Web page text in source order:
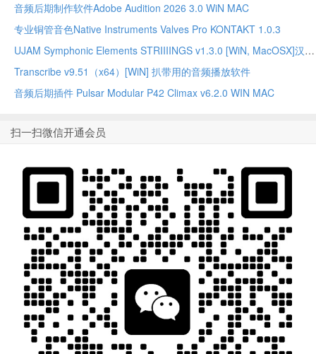
音频后期制作软件Adobe Audition 2026 3.0 WiN MAC
专业铜管音色Native Instruments Valves Pro KONTAKT 1.0.3
UJAM Symphonic Elements STRIIIINGS v1.3.0 [WiN, MacOSX]汉斯季默 现代弦乐合奏音源
Transcribe v9.51（x64）[WiN] 扒带用的音频播放软件
音频后期插件 Pulsar Modular P42 Climax v6.2.0 WIN MAC
扫一扫微信开通会员